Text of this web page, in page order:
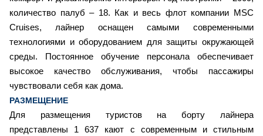
количество палуб – 18. Как и весь флот компании MSC
Cruises, лайнер оснащен самыми современными
технологиями и оборудованием для защиты окружающей
среды. Постоянное обучение персонала обеспечивает
высокое качество обслуживания, чтобы пассажиры
чувствовали себя как дома.
РАЗМЕЩЕНИЕ
Для размещения туристов на борту лайнера
представлены 1 637 кают с современным и стильным